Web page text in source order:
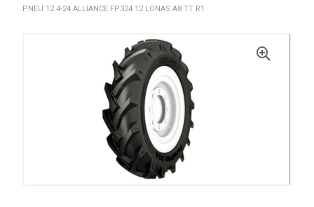
PNEU 12.4-24 ALLIANCE FP324 12 LONAS A8 TT R1